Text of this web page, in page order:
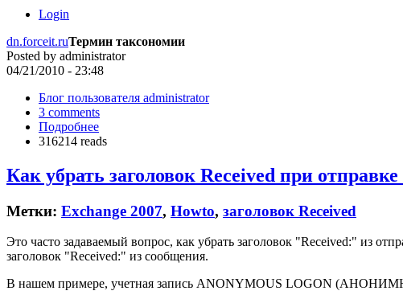
Login
dn.forceit.ruТермин таксономии
Posted by administrator
04/21/2010 - 23:48
Блог пользователя administrator
3 comments
Подробнее
316214 reads
Как убрать заголовок Received при
Метки: Exchange 2007, Howto, заголовок Received
Это часто задаваемый вопрос, как убрать заголовок "Received:" из
заголовок "Received:" из сообщения.
В нашем примере, учетная запись ANONYMOUS LOGON